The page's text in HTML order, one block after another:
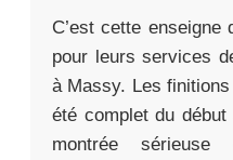
C’est cette enseigne
pour leurs services
à Massy. Les
été complet du début
montrée